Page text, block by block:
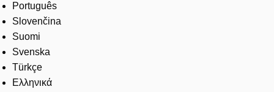
Português
Slovenčina
Suomi
Svenska
Türkçe
Ελληνικά